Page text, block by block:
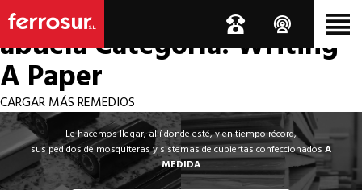
Los por si acaso de la
abuelaCategoría: Writing
A Paper
CARGAR MÁS REMEDIOS
Le hacemos llegar, allí donde esté, y en tiempo récord,
sus pedidos de mosquiteras y sistemas de cubiertas confeccionadosA
MEDIDA